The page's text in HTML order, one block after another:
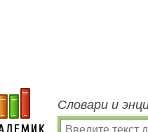
Словари и